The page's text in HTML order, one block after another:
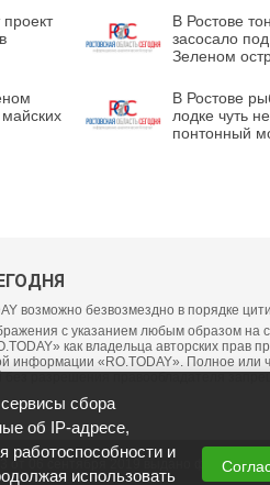
В Ростове
засосало
Зеленом
В Ростове
лодке чуть
понтонный
возможно безвозмездно в порядке
с указанием любым образом на
как владельца авторских прав
информации «RO.TODAY». Полное или
сентября 2019 выдано
сбора
об IP-адресе,
работоспособности и
использовать